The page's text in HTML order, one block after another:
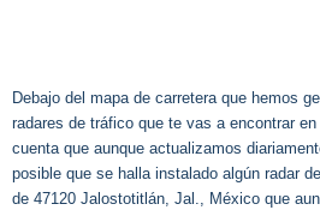
Debajo del mapa de carretera que hemos
radares de tráfico que te vas a encontrar
cuenta que aunque actualizamos
posible que se halla instalado algún radar
de 47120 Jalostotitlán, Jal., México que